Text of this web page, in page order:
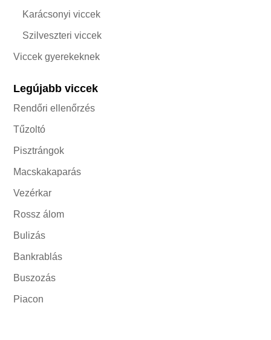
Karácsonyi viccek
Szilveszteri viccek
Viccek gyerekeknek
Legújabb viccek
Rendőri ellenőrzés
Tűzoltó
Pisztrángok
Macskakaparás
Vezérkar
Rossz álom
Bulizás
Bankrablás
Buszozás
Piacon